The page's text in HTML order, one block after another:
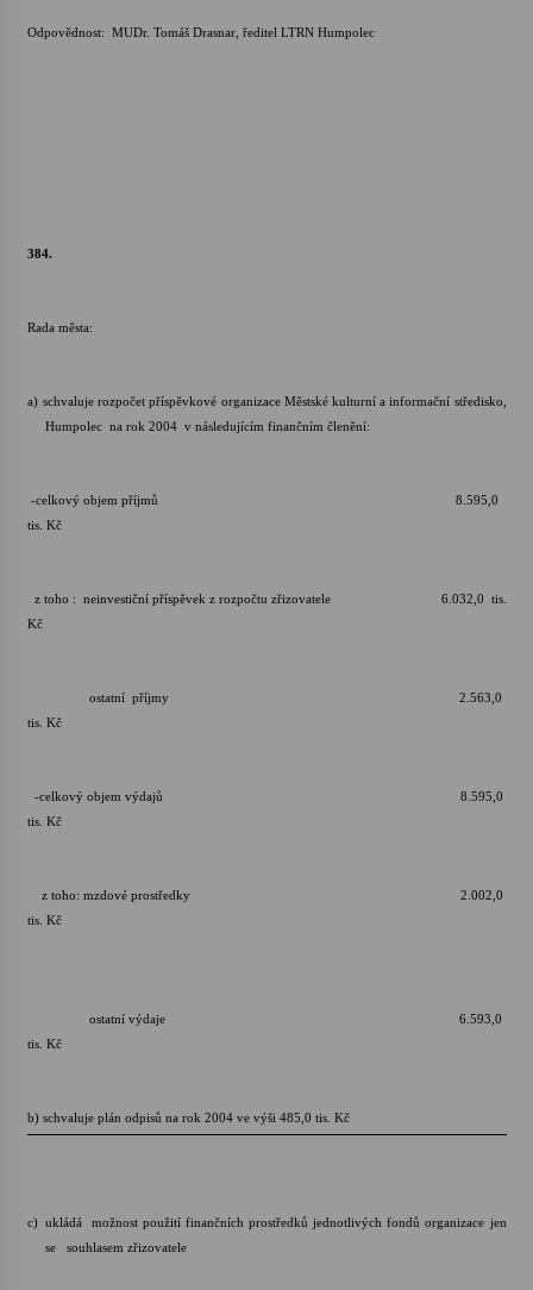
Odpovědnost: MUDr. Tomáš Drasnar, ředitel LTRN Humpolec
384.
Rada města:
a) schvaluje rozpočet příspěvkové organizace Městské kulturní a informační středisko,
Humpolec na rok 2004 v následujícím finančním členění:
-celkový objem příjmů 8.595,0
tis. Kč
z toho : neinvestiční příspěvek z rozpočtu zřizovatele 6.032,0 tis.
Kč
ostatní příjmy 2.563,0
tis. Kč
-celkový objem výdajů 8.595,0
tis. Kč
z toho: mzdové prostředky 2.002,0
tis. Kč
ostatní výdaje 6.593,0
tis. Kč
b) schvaluje plán odpisů na rok 2004 ve výši 485,0 tis. Kč
c) ukládá možnost použití finančních prostředků jednotlivých fondů organizace jen
se souhlasem zřizovatele